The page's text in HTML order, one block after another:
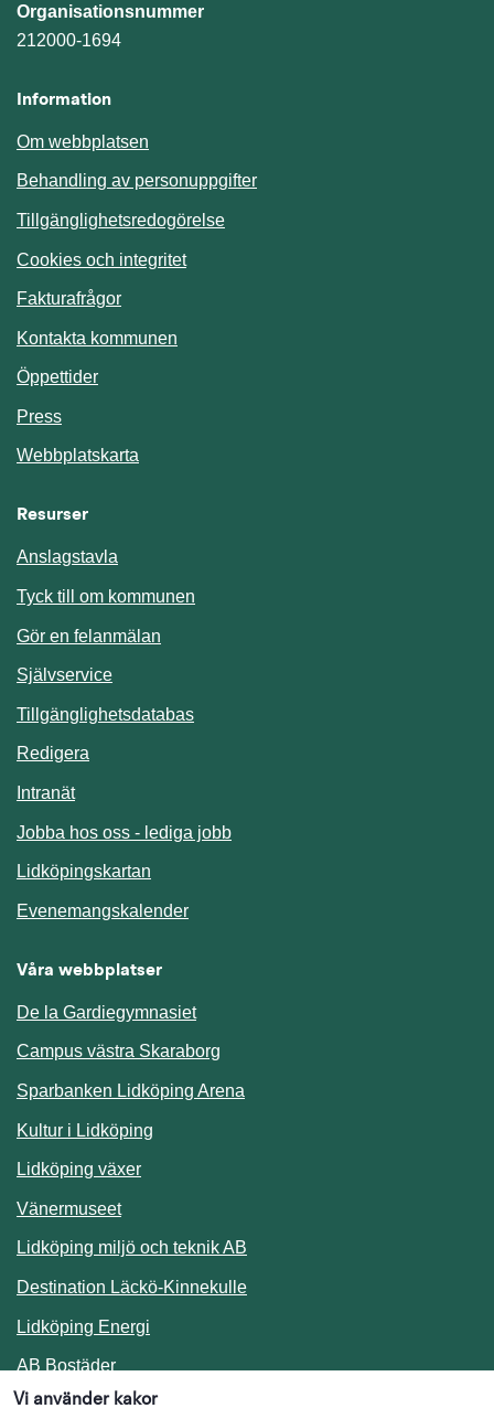
Vi använder kakor
Organisationsnummer
212000-1694
Information
Om webbplatsen
Behandling av personuppgifter
Tillgänglighetsredogörelse
Cookies och integritet
Fakturafrågor
Kontakta kommunen
Öppettider
Press
Webbplatskarta
Resurser
Anslagstavla
Tyck till om kommunen
Gör en felanmälan
SjälvserviceLänk till annan webbplats.
TillgänglighetsdatabasLänk till annan webbplats.
Redigera
IntranätLänk till annan webbplats.
Jobba hos oss - lediga jobb
Lidköpingskartan
EvenemangskalenderLänk till annan webbplats.
Våra webbplatser
De la Gardiegymnasiet
Campus västra Skaraborg
Sparbanken Lidköping Arena
Kultur i Lidköping
Lidköping växer
Vänermuseet
Lidköping miljö och teknik AB
Destination Läckö-KinnekulleLänk till annan webbplats.
Lidköping Energi
AB BostäderLänk till annan webbplats.